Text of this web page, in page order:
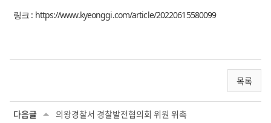
링크 : https://www.kyeonggi.com/article/20220615580099
목록
다음글 의왕경찰서 경찰발전협의회 위원 위촉